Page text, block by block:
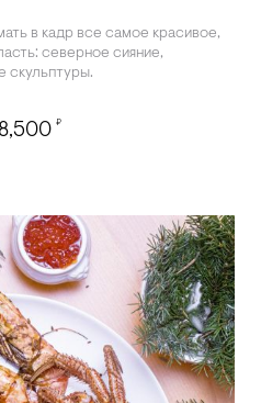
в кадр все самое красивое,
северное сияние,
скульптуры.
₽